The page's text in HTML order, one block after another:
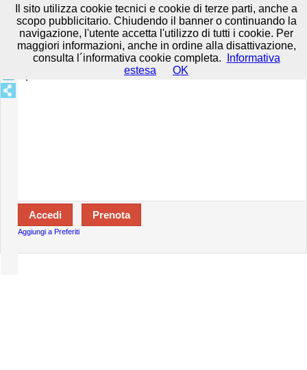
Prenota in tutta sicurezza con HTTPS All rights reserved. Privacy e
Cookie-Disclaimer-Termini d'uso
Specializzazioni:
Aggiungi a Preferiti
Il sito utilizza cookie tecnici e cookie di terze parti, anche a
scopo pubblicitario. Chiudendo il banner o continuando la
navigazione, l'utente accetta l'utilizzo di tutti i cookie. Per
maggiori informazioni, anche in ordine alla disattivazione,
consulta l´informativa cookie completa.
Informativa
estesa
OK